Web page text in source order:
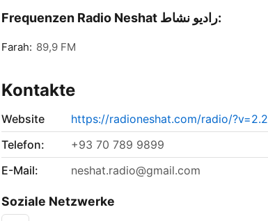
Frequenzen Radio Neshat رادیو نشاط:
Farah: 89,9 FM
Kontakte
Website
https://radioneshat.com/radio/?v=2.2
Telefon:
+93 70 789 9899
E-Mail:
neshat.radio@gmail.com
Soziale Netzwerke